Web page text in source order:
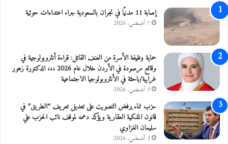
إصابة 11 مدنيًا في نجران بالسعودية جراء اعتداءات حوثية
7 أغسطس، 2026
حماية وظيفة الأسرة من العنف القاتل: قراءة أنثروبولوجية في
وقائع مرصودة في الأردن خلال عام 2026 ،،، الدكتورة زهور
غرايبة/باحثة في الأنثروبولوجيا الاجتماعية
5 أغسطس، 2026
حزب نماء يرفض التصويت على تعديل تعريف “الطريق” في
قانون الملكية العقارية ويؤكد دعمه لموقف نائب الحزب علي
سليمان الغزاوي
3 أغسطس، 2026